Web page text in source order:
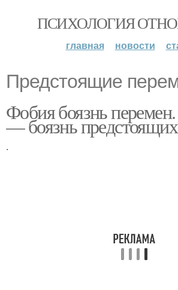
ПСИХОЛОГИЯ
главная новости
Предстоящие
Фобия боязнь
— боязнь
.